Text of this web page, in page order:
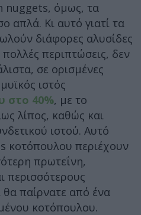
nuggets, όμως, τα
απλά. Κι αυτό γιατί τα
διάφορες αλυσίδες
πολλές περιπτώσεις, δεν
σε ορισμένες
ιστός
στο 40%, με το
λίπος, καθώς και
ιστού. Αυτό
κοτόπουλου περιέχουν
πρωτεΐνη,
περισσότερους
παίρνατε από ένα
κοτόπουλου.